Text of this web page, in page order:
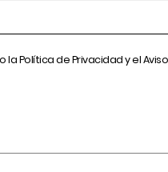
laPolítica de Privacidady el